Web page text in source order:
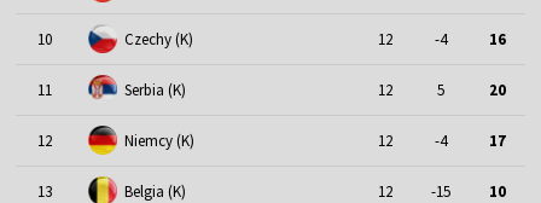
10 Czechy (K) 12 -4 16
11 Serbia (K) 12 5 20
12 Niemcy (K) 12 -4 17
13 Belgia (K) 12 -15 10